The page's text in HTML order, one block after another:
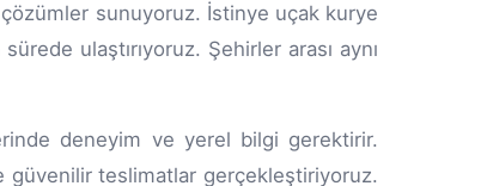
sunuyoruz. İstinye uçak kurye
ulaştırıyoruz. Şehirler arası aynı
deneyim ve yerel bilgi gerektirir.
güvenilir teslimatlar gerçekleştiriyoruz.